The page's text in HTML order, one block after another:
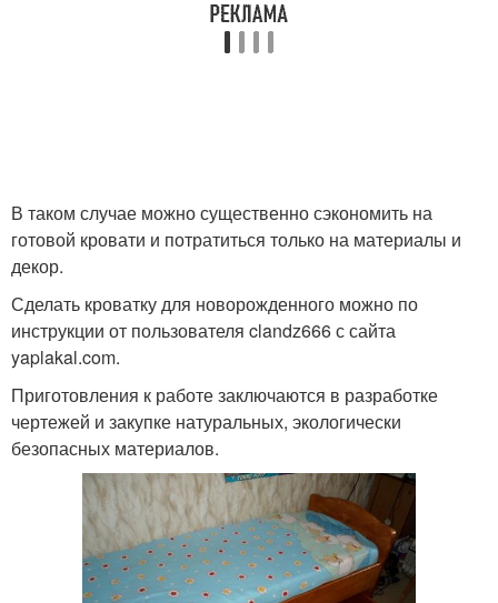
В таком случае можно существенно сэкономить на
готовой кровати и потратиться только на материалы и
декор.
Сделать кроватку для новорожденного можно по
инструкции от пользователя clandz666 с сайта
yaplakal.com.
Приготовления к работе заключаются в разработке
чертежей и закупке натуральных, экологически
безопасных материалов.